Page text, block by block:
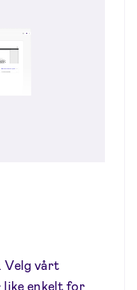
Velg vårt
like enkelt for